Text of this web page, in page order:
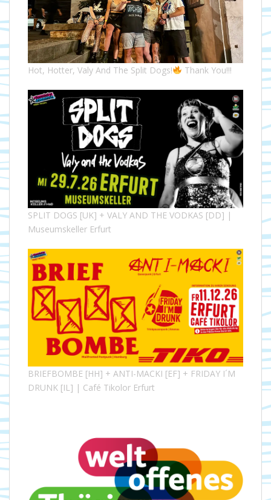
Hot, Hotter, Valy And The Split Dogs! Thank You!!!
SPLIT DOGS [UK] + VALY AND THE VODKAS [DD] |
Museumskeller Erfurt
BRIEFBOMBE [HH] + ANTI-MACKI [EF] + FRIDAY I´M
DRUNK [IL] | Café Tikolor Erfurt